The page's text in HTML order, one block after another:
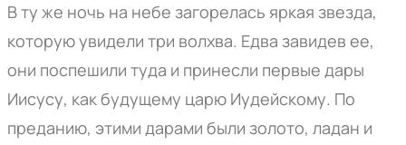
В ту же ночь на небе загорелась яркая звезда,
которую увидели три волхва. Едва завидев ее,
они поспешили туда и принесли первые дары
Иисусу, как будущему царю Иудейскому. По
преданию, этими дарами были золото, ладан и